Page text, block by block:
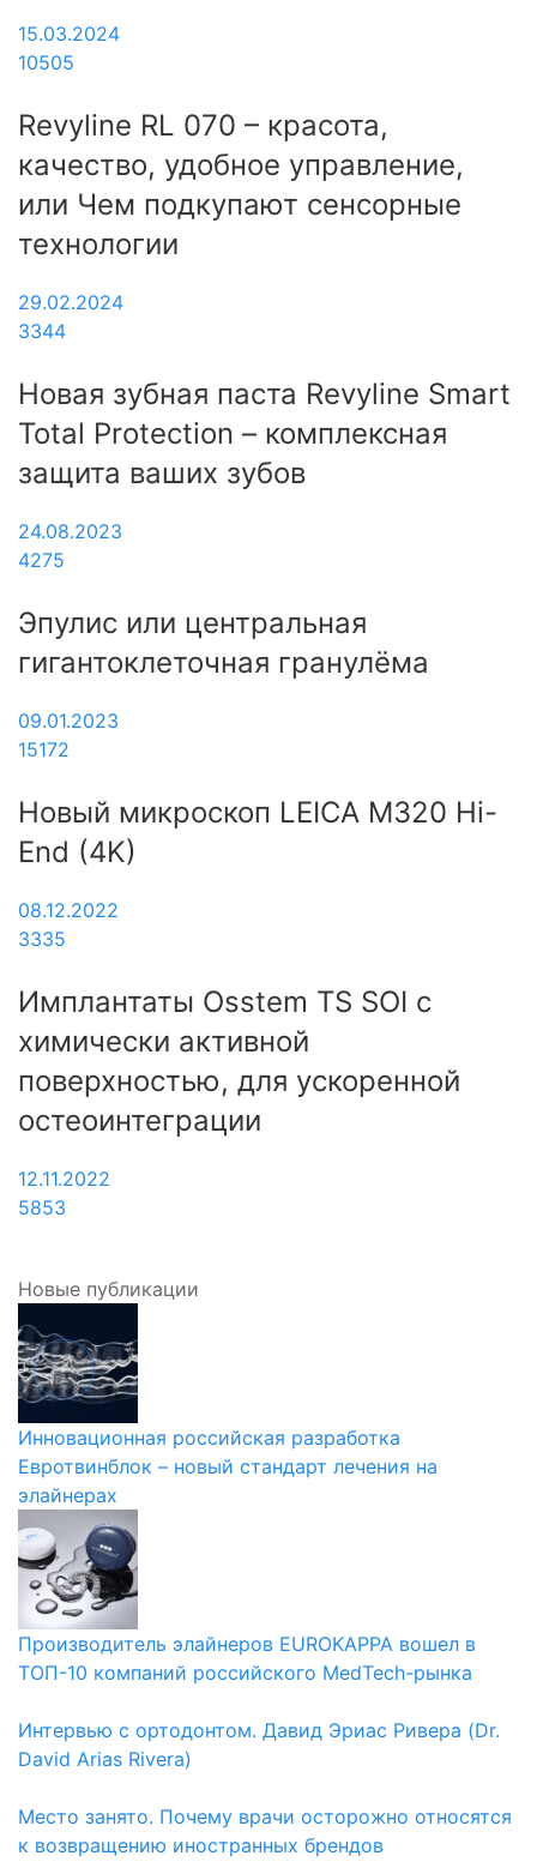
15.03.2024
10505
Revyline RL 070 – красота,
качество, удобное управление,
или Чем подкупают сенсорные
технологии
29.02.2024
3344
Новая зубная паста Revyline Smart
Total Protection – комплексная
защита ваших зубов
24.08.2023
4275
Эпулис или центральная
гигантоклеточная гранулёма
09.01.2023
15172
Новый микроскоп LEICA M320 Hi-
End (4K)
08.12.2022
3335
Имплантаты Osstem TS SOI с
химически активной
поверхностью, для ускоренной
остеоинтеграции
12.11.2022
5853
Новые публикации
Инновационная российская разработка
Евротвинблок – новый стандарт лечения на
элайнерах
Производитель элайнеров EUROKAPPA вошел в
ТОП-10 компаний российского MedTech-рынка
Интервью с ортодонтом. Давид Эриас Ривера (Dr.
David Arias Rivera)
Место занято. Почему врачи осторожно относятся
к возвращению иностранных брендов